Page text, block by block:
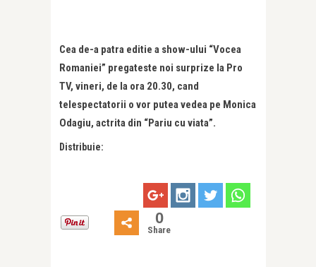
Cea de-a patra editie a show-ului “Vocea
Romaniei” pregateste noi surprize la Pro
TV, vineri, de la ora 20.30, cand
telespectatorii o vor putea vedea pe Monica
Odagiu, actrita din “Pariu cu viata”.
Distribuie:
0
Share